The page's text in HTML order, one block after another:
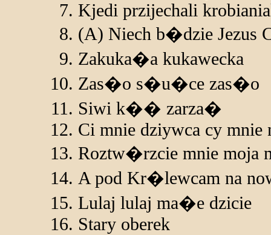
Kjedi przijechali
(A) Niech b�dzie Jezus
Zakuka�a kukawecka
Zas�o s�u�ce zas�o
Siwi k�� zarza�
Ci mnie dziywca cy mnie
Roztw�rzcie mnie moja
A pod Kr�lewcam na
Lulaj lulaj ma�e dzicie
Stary oberek